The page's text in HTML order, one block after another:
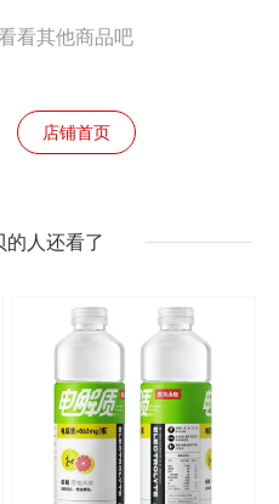
看其他商品吧
店铺首页
的人还看了